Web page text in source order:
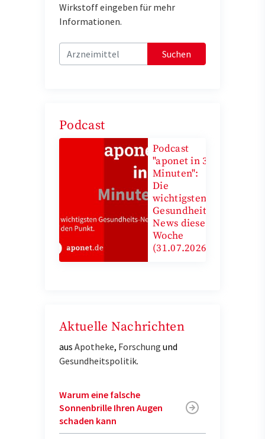
Wirkstoff eingeben für mehr
Informationen.
Suchen
Podcast
Podcast
"aponet in 3
Minuten":
Die
wichtigsten
Gesundheits-
News diese
Woche
(31.07.2026)
Aktuelle Nachrichten
aus Apotheke, Forschung und
Gesundheitspolitik.
Warum eine falsche
Sonnenbrille Ihren Augen
schaden kann